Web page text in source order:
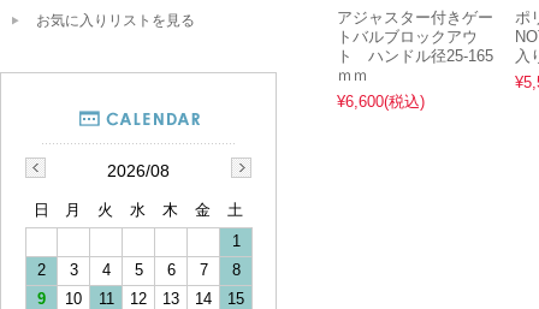
アジャスター付きゲー
トバルブロックアウ
ト ハンドル径25-165
ｍｍ
¥6,600(税込)
ポ
入
お気に入りリストを見る
2026/08
日 月 火 水 木 金
土
1
2
3 4 5 6 7
8
9
10 11 12 13 14
15